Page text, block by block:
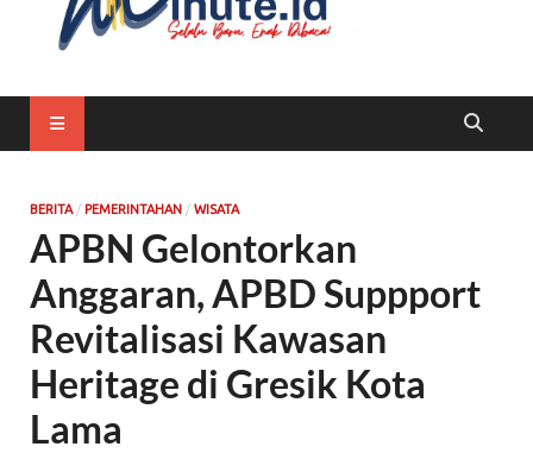
BERITA/ PEMERINTAHAN / WISATA
APBN Gelontorkan
Anggaran, APBD Suppport
Revitalisasi Kawasan
Heritage di Gresik Kota
Lama